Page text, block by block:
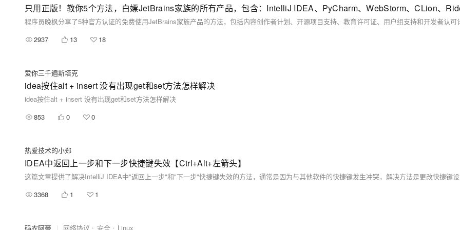
只用正版！教你5个方法，白嫖JetBrains家族的所有产品，包含：IntelliJ IDEA、PyCharm、WebStorm、CLion、
2937
13 18
爱你三千遍斯塔克
idea按住alt + insert 没有出现get和set方法怎样解决
idea按住alt + insert 没有出现get和set方法怎样解决
853
0 0
热爱技术的小郑
IDEA中返回上一步和下一步快捷键失效【Ctrl+Alt+左箭头】
这篇文章提供了解决IntelliJ IDEA中"返回上一步"和"下一步"快捷键失效的方法，通常是因为与其他软件的快捷键发生冲突，解决方法是更改快捷键设
3368
1 1
码农阿豪 | 网络协议 安全 Linux